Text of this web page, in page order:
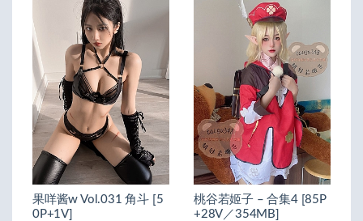
果咩酱w Vol.031 角斗 [5
0P+1V]
桃谷若姬子 – 合集4 [85P
+28V／354MB]